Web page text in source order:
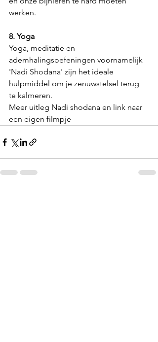
werken.
8. Yoga
Yoga, meditatie en
ademhalingsoefeningen voornamelijk
'Nadi Shodana' zijn het ideale
hulpmiddel om je zenuwstelsel terug
te kalmeren.
Meer uitleg Nadi shodana en link naar
een eigen filmpje